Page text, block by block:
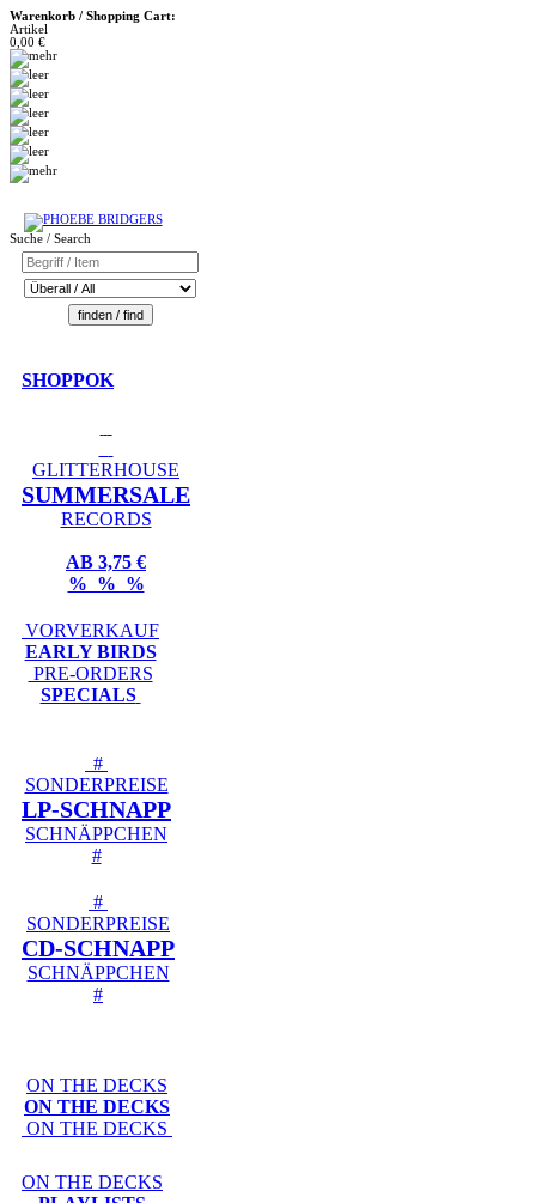
Warenkorb / Shopping Cart:
Artikel
0,00 €
Suche / Search
SHOPPOK
GLITTERHOUSE
SUMMERSALE
RECORDS
AB 3,75 €
% % %
VORVERKAUF
EARLY BIRDS
PRE-ORDERS
SPECIALS
#
SONDERPREISE
LP-SCHNAPP
SCHNÄPPCHEN
#
#
SONDERPREISE
CD-SCHNAPP
SCHNÄPPCHEN
#
ON THE DECKS
ON THE DECKS
ON THE DECKS
ON THE DECKS